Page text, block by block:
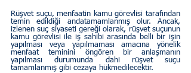
Rüşvet suçu, menfaatin kamu görevlisi tarafından
temin edildiği andatamamlanmış olur. Ancak,
izlenen suç siyaseti gereği olarak, rüşvet suçunun
kamu görevlisi ile iş sahibi arasında belli bir işin
yapılması veya yapılmaması amacına yönelik
menfaat teminini öngören bir anlaşmanın
yapılması durumunda dahi rüşvet suçu
tamamlanmış gibi cezaya hükmedilecektir.